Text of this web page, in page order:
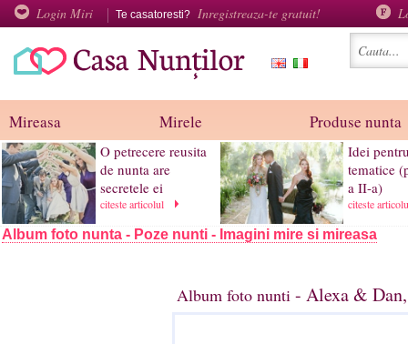
Login Miri Te casatoresti? Inregistreaza-te gratuit!
Mireasa Mirele Produse nunta
O petrecere reusita
de nunta are
secretele ei
citeste articolul
Idei
tematice
a II-a)
citeste
Album foto nunta - Poze nunti - Imagini mire si mireasa
Album foto nunti - Alexa &